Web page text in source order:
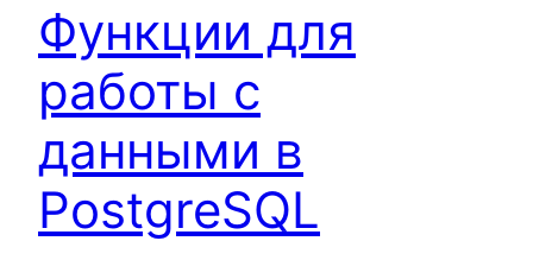
Функции для
работы с
данными в
PostgreSQL